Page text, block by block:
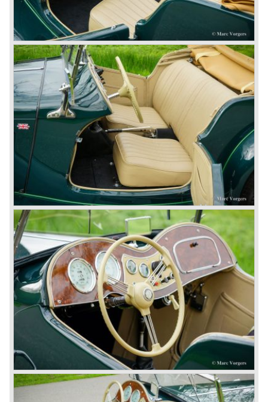
© Marc Vorgers
British Leyland*
1968-75: BRITISH LEYLAND MOTOR CORPORATION,
LTD
1975-78: BRITISH LEYLAND LIMITED door de fusie van
BRITISH MOTOR HOLDINGS(met Austin-Morris en
Jaguar belangen in 1966) en LEYLAND MOTOR CORP.
LTD.
Deels genationaliseerd door de Britse overheid in 1975.